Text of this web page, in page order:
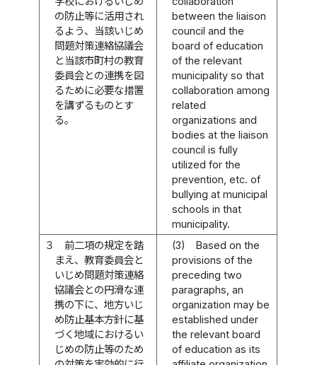
の防止等に活用され
るよう、当該いじめ
問題対策連絡協議会
と当該市町村の教育
委員会との連携を図
るために必要な措置
を講ずるものとす
る。
between the liaison
council and the
board of education
of the relevant
municipality so that
collaboration among
related
organizations and
bodies at the liaison
council is fully
utilized for the
prevention, etc. of
bullying at municipal
schools in that
municipality.
３
前二項の規定を踏
まえ、教育委員会と
いじめ問題対策連絡
協議会との円滑な連
携の下に、地方いじ
め防止基本方針に基
づく地域におけるい
じめの防止等のため
(3)
Based on the
provisions of the
preceding two
paragraphs, an
organization may be
established under
the relevant board
of education as its